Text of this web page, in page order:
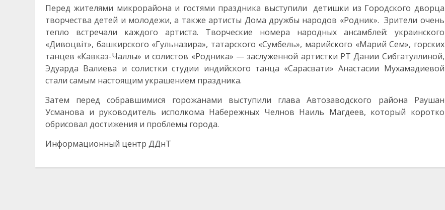
Перед жителями микрорайона и гостями праздника выступили детишки из Городского дворца
творчества детей и молодежи, а также артисты Дома дружбы народов «Родник». Зрители очень
тепло встречали каждого артиста. Творческие номера народных ансамблей: украинского
«Дивоцвiт», башкирского «Гульназира», татарского «Сумбель», марийского «Марий Сем», горских
танцев «Кавказ-Чаллы» и солистов «Родника» — заслуженной артистки РТ Дании Сибгатуллиной,
Эдуарда Валиева и солистки студии индийского танца «Сарасвати» Анастасии Мухамадиевой
стали самым настоящим украшением праздника.
Затем перед собравшимися горожанами выступили глава Автозаводского района Раушан
Усманова и руководитель исполкома Набережных Челнов Наиль Магдеев, который коротко
обрисовал достижения и проблемы города.
Информационный центр ДДнТ